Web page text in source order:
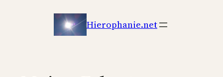
Hierophanie.net